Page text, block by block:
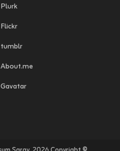
Plurk
Flickr
tumblr
About.me
Gavatar